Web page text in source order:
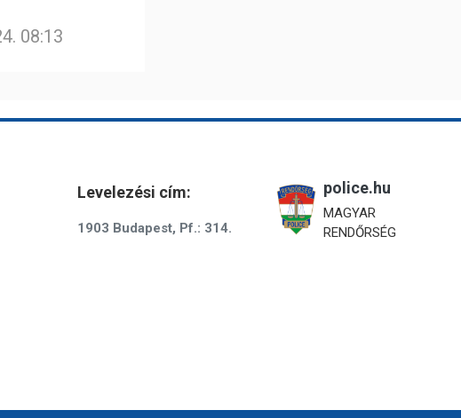
08:13
Levelezési cím:
1903 Budapest, Pf.: 314.
police.hu
MAGYAR
RENDŐRSÉG